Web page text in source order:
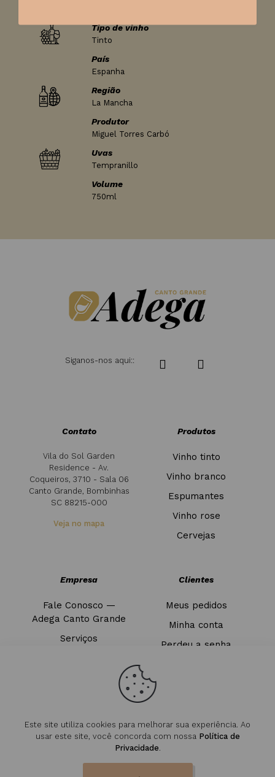
Tipo de vinho
Tinto
País
Espanha
Região
La Mancha
Produtor
Miguel Torres Carbó
Uvas
Tempranillo
Volume
750ml
Siganos-nos aqui::
Contato
Vila do Sol Garden
Residence - Av.
Coqueiros, 3710 - Sala 06
Canto Grande, Bombinhas
SC 88215-000
Veja no mapa
Produtos
Vinho tinto
Vinho branco
Espumantes
Vinho rose
Cervejas
Empresa
Fale Conosco —
Adega Canto Grande
Serviços
Clientes
Meus pedidos
Minha conta
Perdeu a senha
Este site utiliza cookies para melhorar sua experiência. Ao
usar este site, você concorda com nossa Política de
Privacidade.